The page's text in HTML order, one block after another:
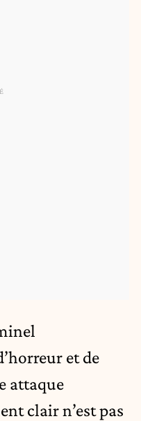
et de
attaque
clair n’est pas